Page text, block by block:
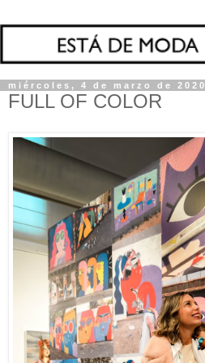
miércoles, 4 de marzo de 2020
FULL OF COLOR